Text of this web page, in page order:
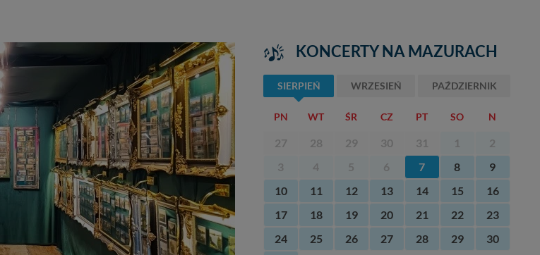
KONCERTY NA MAZURACH
SIERPIEŃ WRZESIEŃ PAŹDZIERNIK
PN WT ŚR CZ PT SO N
27 28 29 30 31 1
2
3
4 5 6 7 8
9
10
11 12 13 14 15
16
17
18 19 20 21 22
23
24
25 26 27 28 29
30